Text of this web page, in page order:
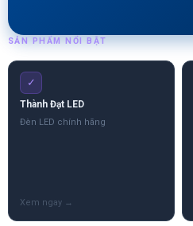
SẢN PHẨM NỔI BẬT
✓
Thành Đạt LED
Đèn LED chính hãng